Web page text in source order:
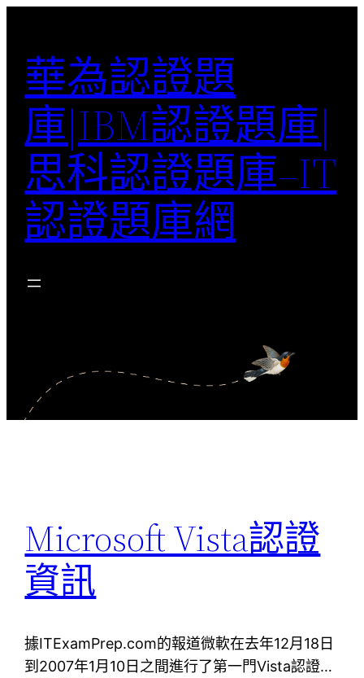
華為認證題
庫|IBM認證題庫|
思科認證題庫–IT
認證題庫網
Microsoft Vista認證
資訊
據ITExamPrep.com的報道微軟在去年12月18日
到2007年1月10日之間進行了第一門Vista認證…